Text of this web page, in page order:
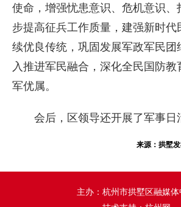
使命，增强忧患意识、危机意识、
步提高征兵工作质量，建强新时代
续优良传统，巩固发展军政军民团
入推进军民融合，深化全民国防教
军优属。
会后，区领导还开展了军事日
来源：拱墅
主办：杭州市拱墅区融媒